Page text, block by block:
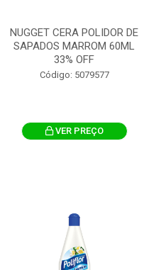
NUGGET CERA POLIDOR DE
SAPADOS MARROM 60ML
33% OFF
Código: 5079577
VER PREÇO